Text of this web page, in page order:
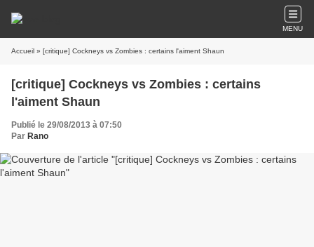
MENU
Accueil » [critique] Cockneys vs Zombies : certains l'aiment Shaun
[critique] Cockneys vs Zombies : certains
l'aiment Shaun
Publié le 29/08/2013 à 07:50
Par Rano